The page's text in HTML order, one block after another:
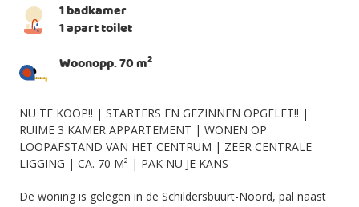
1 badkamer
1 apart toilet
Woonopp. 70 m2
NU TE KOOP!! | STARTERS EN GEZINNEN OPGELET!! |
RUIME 3 KAMER APPARTEMENT | WONEN OP
LOOPAFSTAND VAN HET CENTRUM | ZEER CENTRALE
LIGGING | CA. 70 M² | PAK NU JE KANS
De woning is gelegen in de Schildersbuurt-Noord, pal naast